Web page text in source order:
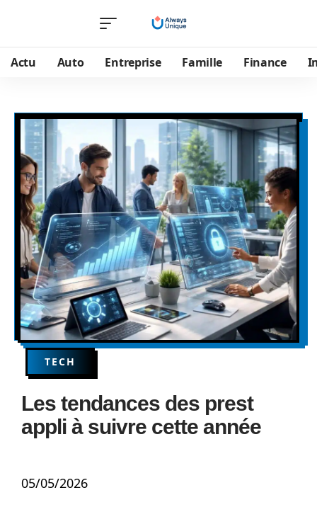
Actu Auto Entreprise Famille Finance
TECH
Les tendances des prest
appli à suivre cette année
05/05/2026